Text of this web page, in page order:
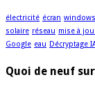
électricité écran
solaire réseau mise à
Google eau Décryptage
Quoi de neuf